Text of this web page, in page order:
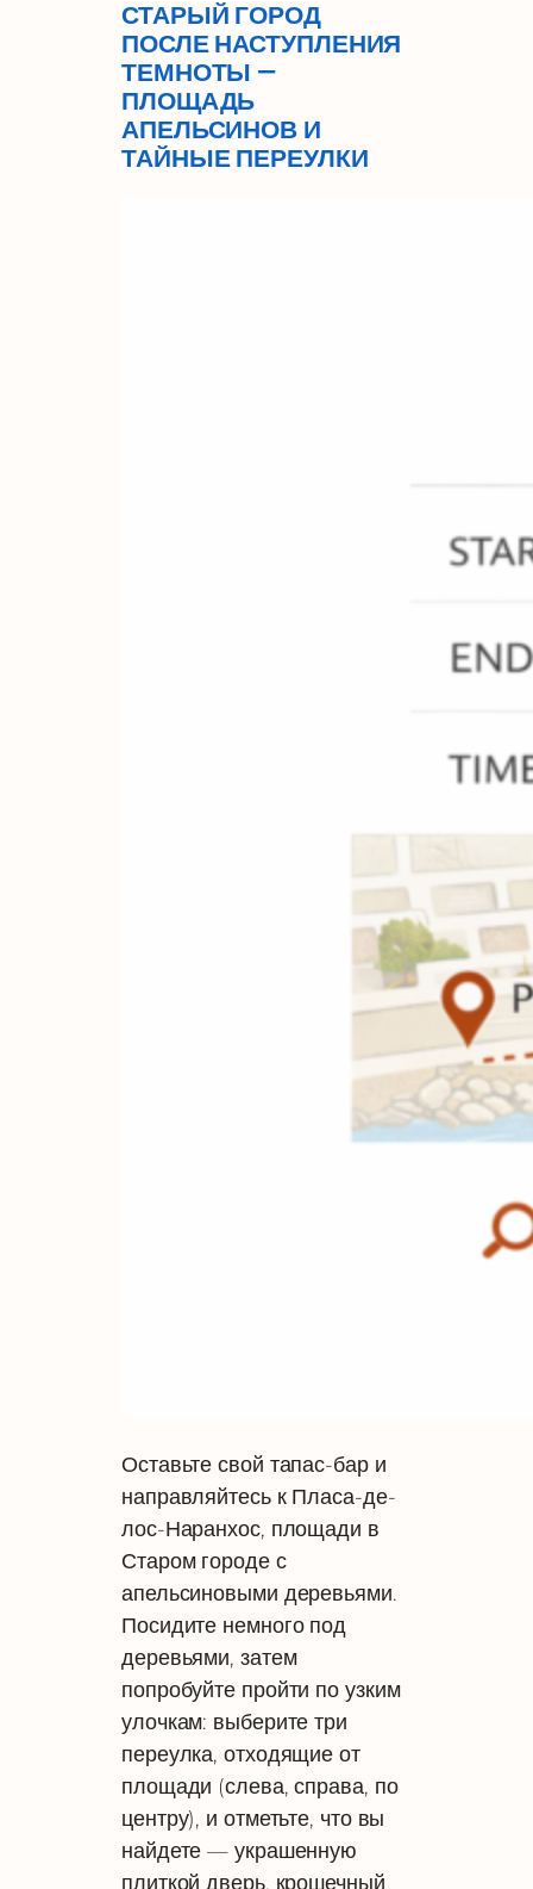
СТАРЫЙ ГОРОД
ПОСЛЕ НАСТУПЛЕНИЯ
ТЕМНОТЫ —
ПЛОЩАДЬ
АПЕЛЬСИНОВ И
ТАЙНЫЕ ПЕРЕУЛКИ
Оставьте свой тапас-бар и
направляйтесь к Пласа-де-
лос-Наранхос, площади в
Старом городе с
апельсиновыми деревьями.
Посидите немного под
деревьями, затем
попробуйте пройти по узким
улочкам: выберите три
переулка, отходящие от
площади (слева, справа, по
центру), и отметьте, что вы
найдете — украшенную
плиткой дверь, крошечный